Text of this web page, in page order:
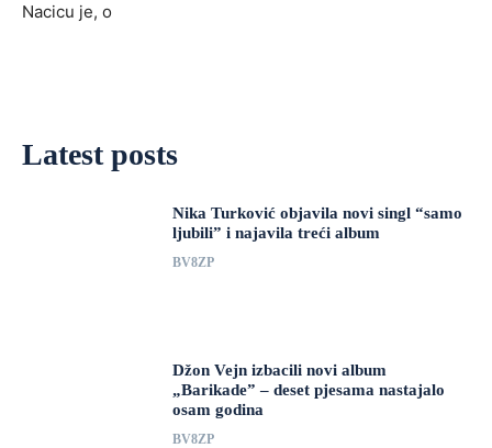
Nacicu je, o
Latest posts
Nika Turković objavila novi singl “samo
ljubili” i najavila treći album
BV8ZP
Džon Vejn izbacili novi album
„Barikade” – deset pjesama nastajalo
osam godina
BV8ZP